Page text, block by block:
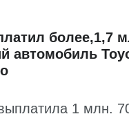
более,1,7
автомобиль
1 млн.